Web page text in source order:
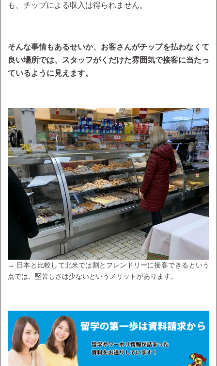
も、チップによる収入は得られません。
そんな事情もあるせいか、お客さんがチップを払わなくて
良い場所では、スタッフがくだけた雰囲気で接客に当たっ
ているように見えます。
→ 日本と比較して北米では割とフレンドリーに接客できるという
点では、堅苦しさは少ないというメリットがあります。